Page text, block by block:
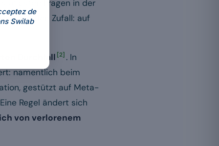
Fragen in der
auf den Zufall: auf
Durchfall [2] . In
namentlich beim
gestützt auf Meta-
Regel ändert sich
von verlorenem
de
Swilab